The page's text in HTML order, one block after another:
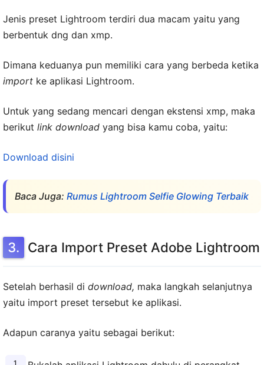
Jenis preset Lightroom terdiri dua macam yaitu yang
berbentuk dng dan xmp.
Dimana keduanya pun memiliki cara yang berbeda ketika
import ke aplikasi Lightroom.
Untuk yang sedang mencari dengan ekstensi xmp, maka
berikut link download yang bisa kamu coba, yaitu:
Download disini
Baca Juga: Rumus Lightroom Selfie Glowing Terbaik
Cara Import Preset Adobe Lightroom
Setelah berhasil di download, maka langkah selanjutnya
yaitu import preset tersebut ke aplikasi.
Adapun caranya yaitu sebagai berikut: